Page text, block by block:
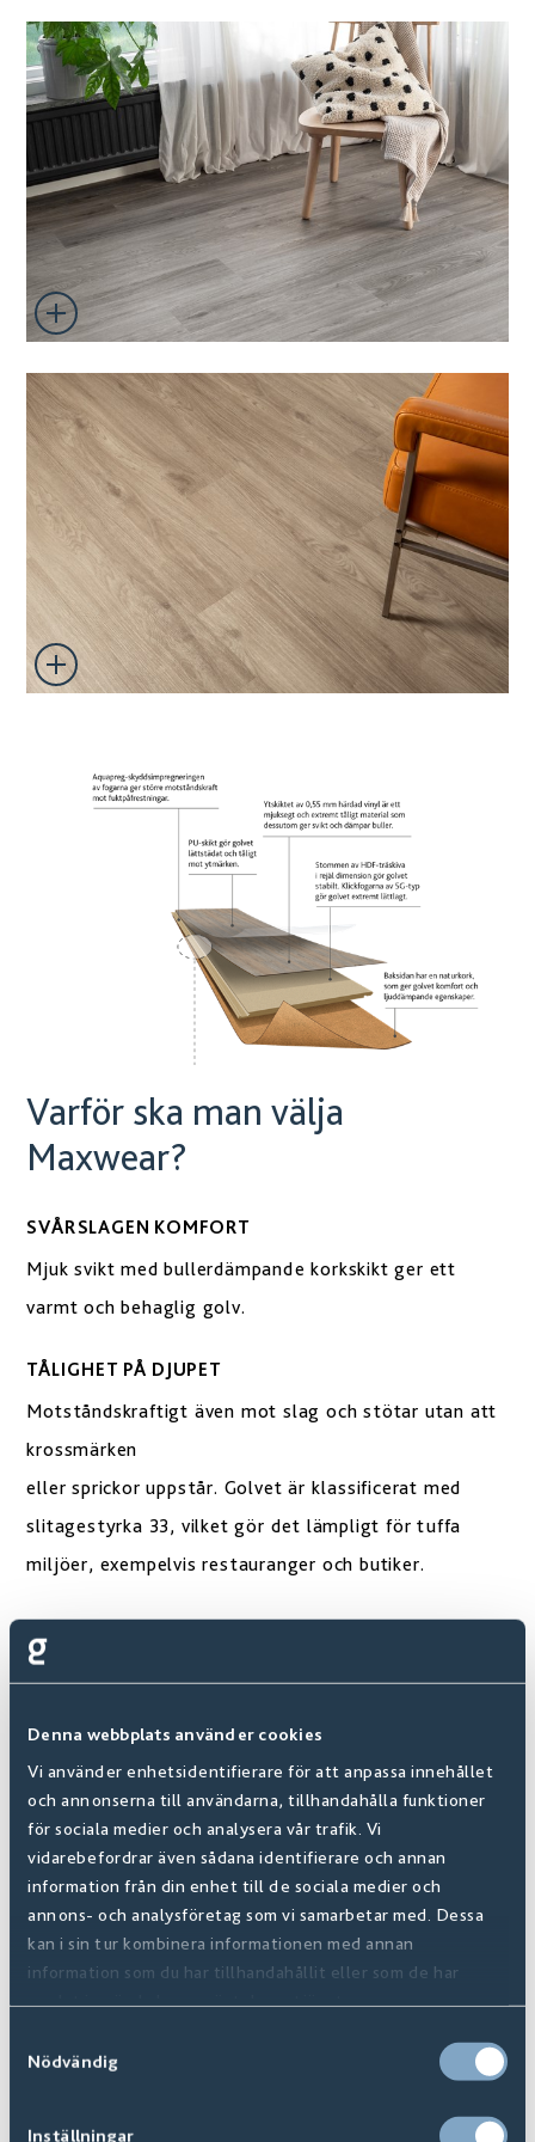
Denna webbplats använder cookies
Vi använder enhetsidentifierare för att anpassa innehållet
och annonserna till användarna, tillhandahålla funktioner
för sociala medier och analysera vår trafik. Vi
vidarebefordrar även sådana identifierare och annan
information från din enhet till de sociala medier och
annons- och analysföretag som vi samarbetar med. Dessa
kan i sin tur kombinera informationen med annan
information som du har tillhandahållit eller som de har
samlat in när du har använt deras tjänster.
Nödvändig
Inställningar
Varför ska man välja
Maxwear?
SVÅRSLAGEN KOMFORT
Mjuk svikt med bullerdämpande korkskikt ger ett
varmt och behaglig golv.
TÅLIGHET PÅ DJUPET
Motståndskraftigt även mot slag och stötar utan att
krossmärken
eller sprickor uppstår. Golvet är klassificerat med
slitagestyrka 33, vilket gör det lämpligt för tuffa
miljöer, exempelvis restauranger och butiker.
ATTRAKTIVT UTSEENDE
Högklassiga mönster med prägling som förstärker
LÄTT ATT LÄGGA
Enkel installation med 5G-klick system, dessutom ett
inbyggt i underlagsskikt av kork.
Upptäck alla färger